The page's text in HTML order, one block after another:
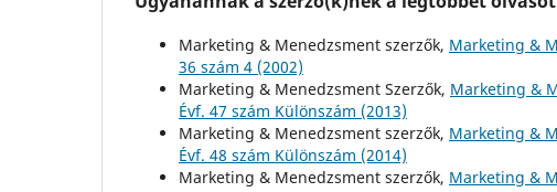
Marketing & Menedzsment szerzők, Marketing &
36 szám 4 (2002)
Marketing & Menedzsment Szerzők, Marketing &
Évf. 47 szám Különszám (2013)
Marketing & Menedzsment szerzők, Marketing &
Évf. 48 szám Különszám (2014)
Marketing & Menedzsment szerzők, Marketing &